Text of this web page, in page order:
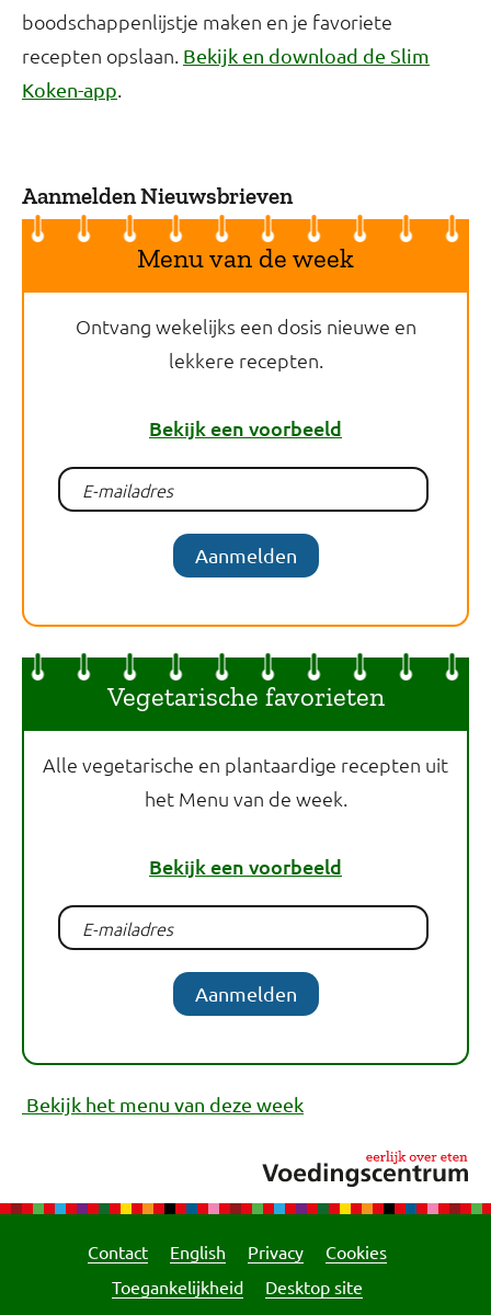
boodschappenlijstje maken en je favoriete
recepten opslaan. Bekijk en download de Slim
Koken-app
Aanmelden Nieuwsbrieven
Menu van de week
Ontvang wekelijks een dosis nieuwe en
lekkere recepten.
Bekijk een voorbeeld
Aanmelden
Vegetarische favorieten
Alle vegetarische en plantaardige recepten uit
het Menu van de week.
Bekijk een voorbeeld
Aanmelden
Bekijk het menu van deze week
Contact English Privacy
Cookies
Toegankelijkheid
Desktop site